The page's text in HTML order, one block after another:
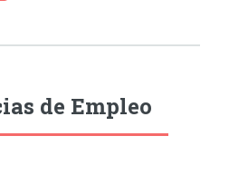
de Empleo